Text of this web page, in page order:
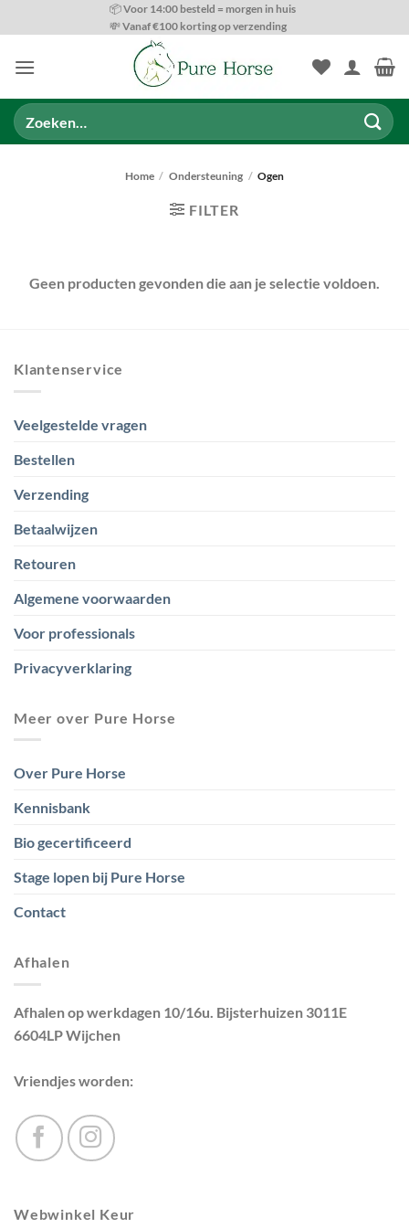
naar
📦 Voor 14:00 besteld = morgen in huis
💸 Vanaf €100 korting op verzending
Zoeken
naar:
Home / Ondersteuning / Ogen
FILTER
Geen producten gevonden die aan je selectie voldoen.
Klantenservice
Veelgestelde vragen
Bestellen
Verzending
Betaalwijzen
Retouren
Algemene voorwaarden
Voor professionals
Privacyverklaring
Meer over Pure Horse
Over Pure Horse
Kennisbank
Bio gecertificeerd
Stage lopen bij Pure Horse
Contact
Afhalen
Afhalen op werkdagen 10/16u. Bijsterhuizen 3011E
6604LP Wijchen
Vriendjes worden:
Webwinkel Keur